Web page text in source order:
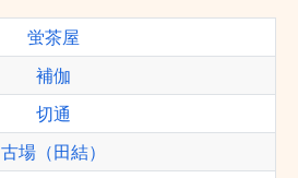
蛍茶屋
補伽
切通
古場（田結）